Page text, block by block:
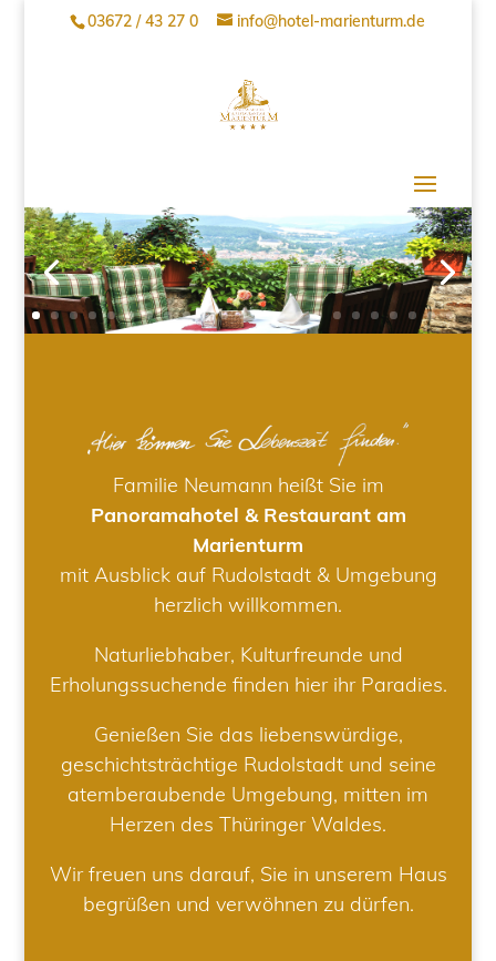
03672 / 43 27 0 info@hotel-marienturm.de
Familie Neumann heißt Sie im
Panoramahotel & Restaurant am
Marienturm
mit Ausblick auf Rudolstadt & Umgebung
herzlich willkommen.
Naturliebhaber, Kulturfreunde und
Erholungssuchende finden hier ihr Paradies.
Genießen Sie das liebenswürdige,
geschichtsträchtige Rudolstadt und seine
atemberaubende Umgebung, mitten im
Herzen des Thüringer Waldes.
Wir freuen uns darauf, Sie in unserem Haus
begrüßen und verwöhnen zu dürfen.